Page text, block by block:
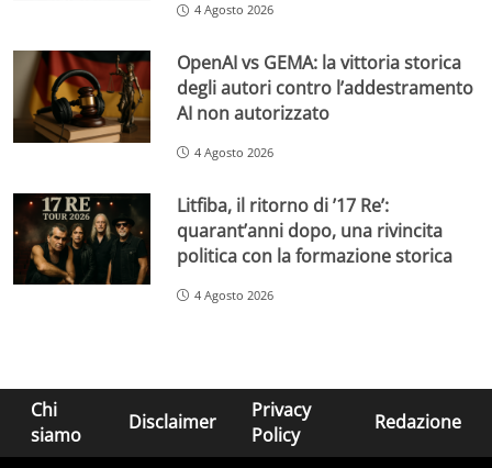
4 Agosto 2026
OpenAI vs GEMA: la vittoria storica
degli autori contro l’addestramento
AI non autorizzato
4 Agosto 2026
Litfiba, il ritorno di ’17 Re’:
quarant’anni dopo, una rivincita
politica con la formazione storica
4 Agosto 2026
Chi
siamo
Disclaimer
Privacy
Policy
Redazione